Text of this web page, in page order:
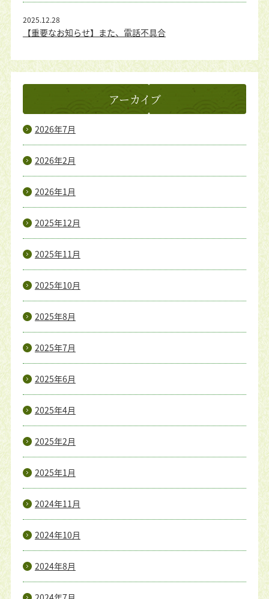
【重要なお知らせ】また、電話不具合
2025.12.28
アーカイブ
2026年7月
2026年2月
2026年1月
2025年12月
2025年11月
2025年10月
2025年8月
2025年7月
2025年6月
2025年4月
2025年2月
2025年1月
2024年11月
2024年10月
2024年8月